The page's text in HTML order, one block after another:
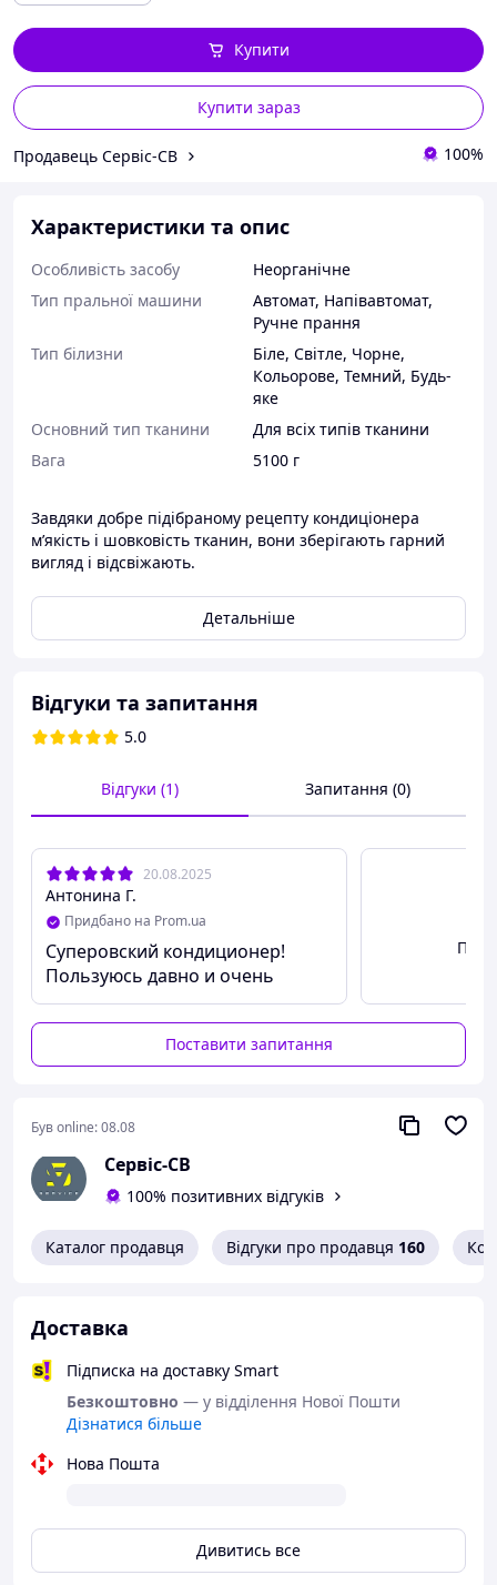
Купити зараз
Купити
Продавець Сервіс-СВ 100%
Характеристики та опис
Особливість засобу
Неорганічне
Тип пральної машини
Автомат, Напівавтомат,
Ручне прання
Тип білизни
Біле, Світле, Чорне,
Кольорове, Темний, Будь-
яке
Основний тип тканини
Для всіх типів тканини
Вага
5100 г
Завдяки добре підібраному рецепту кондиціонера
м’якість і шовковість тканин, вони зберігають гарний
вигляд і відсвіжають.
Детальніше
Відгуки та запитання
5.0
Відгуки (1) Запитання (0)
20.08.2025
Антонина Г.
Придбано на Prom.ua
Суперовский кондиционер!
Пользуюсь давно и очень
нравится!
Поставити запитання
Був online:08.08
Сервіс-СВ
100% позитивних відгуків
Каталог продавця Відгуки про продавця 160
Доставка
Підписка на доставку Smart
Безкоштовно — у відділення Нової Пошти
Дізнатися більше
Нова Пошта
Дивитись все